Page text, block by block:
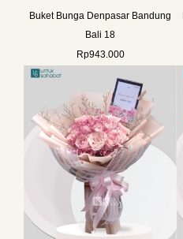
Buket Bunga Denpasar Bandung
Bali 18
Rp943.000